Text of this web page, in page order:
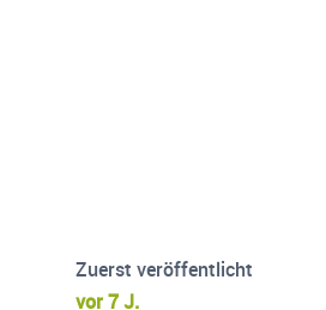
Zuerst veröffentlicht
vor 7 J.